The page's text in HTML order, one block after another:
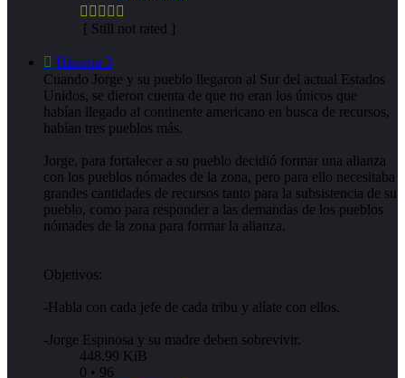
[ Still not rated ]
Historia 3
Cuando Jorge y su pueblo llegaron al Sur del actual Estados
Unidos, se dieron cuenta de que no eran los únicos que
habían llegado al continente americano en busca de recursos,
habían tres pueblos más.
Jorge, para fortalecer a su pueblo decidió formar una alianza
con los pueblos nómades de la zona, pero para ello necesitaba
grandes cantidades de recursos tanto para la subsistencia de su
pueblo, como para responder a las demandas de los pueblos
nómades de la zona para formar la alianza.
Objetivos:
-Habla con cada jefe de cada tribu y alíate con ellos.
-Jorge Espinosa y su madre deben sobrevivir.
448.99 KiB
0 • 96